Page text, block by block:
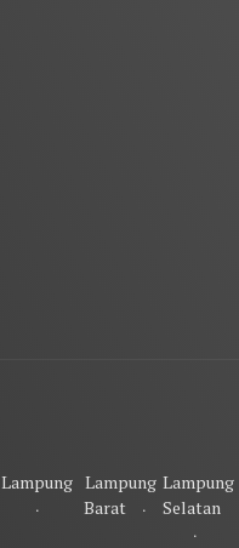
Lampung Lampung
Barat
Lampung
Selatan